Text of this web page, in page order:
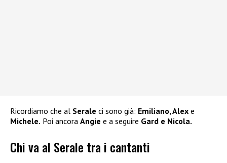
Ricordiamo che al Serale ci sono già: Emiliano, Alex e
Michele. Poi ancora Angie e a seguire Gard e Nicola.
Chi va al Serale tra i cantanti